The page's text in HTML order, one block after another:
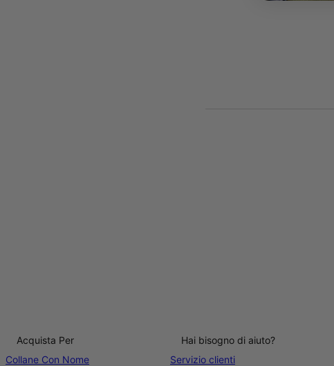
Acquista Per
Collane Con Nome
Hai bisogno di aiuto?
Servizio clienti